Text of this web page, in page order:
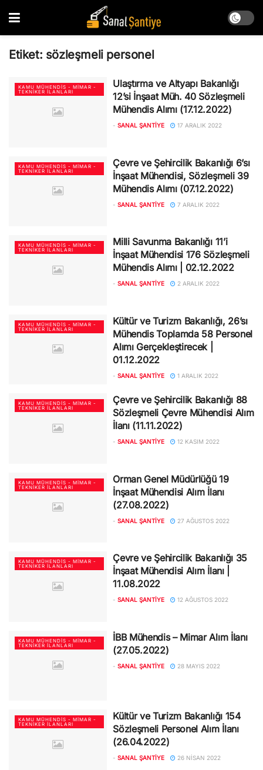
Etiket: sözleşmeli personel
KAMU MÜHENDIS - MIMAR -
TEKNIKER İLANLARI
Ulaştırma ve Altyapı Bakanlığı
12’si İnşaat Müh. 40 Sözleşmeli
Mühendis Alımı (17.12.2022)
- SANAL ŞANTIYE 17 ARALIK 2022
KAMU MÜHENDIS - MIMAR -
TEKNIKER İLANLARI
Çevre ve Şehircilik Bakanlığı 6’sı
İnşaat Mühendisi, Sözleşmeli 39
Mühendis Alımı (07.12.2022)
- SANAL ŞANTIYE 7 ARALIK 2022
KAMU MÜHENDIS - MIMAR -
TEKNIKER İLANLARI
Milli Savunma Bakanlığı 11’i
İnşaat Mühendisi 176 Sözleşmeli
Mühendis Alımı | 02.12.2022
- SANAL ŞANTIYE 2 ARALIK 2022
KAMU MÜHENDIS - MIMAR -
TEKNIKER İLANLARI
Kültür ve Turizm Bakanlığı, 26’sı
Mühendis Toplamda 58 Personel
Alımı Gerçekleştirecek |
01.12.2022
- SANAL ŞANTIYE 1 ARALIK 2022
KAMU MÜHENDIS - MIMAR -
TEKNIKER İLANLARI
Çevre ve Şehircilik Bakanlığı 88
Sözleşmeli Çevre Mühendisi Alım
İlanı (11.11.2022)
- SANAL ŞANTIYE 12 KASIM 2022
KAMU MÜHENDIS - MIMAR -
TEKNIKER İLANLARI
Orman Genel Müdürlüğü 19
İnşaat Mühendisi Alım İlanı
(27.08.2022)
- SANAL ŞANTIYE 27 AĞUSTOS 2022
KAMU MÜHENDIS - MIMAR -
TEKNIKER İLANLARI
Çevre ve Şehircilik Bakanlığı 35
İnşaat Mühendisi Alım İlanı |
11.08.2022
- SANAL ŞANTIYE 12 AĞUSTOS 2022
KAMU MÜHENDIS - MIMAR -
TEKNIKER İLANLARI
İBB Mühendis – Mimar Alım İlanı
(27.05.2022)
- SANAL ŞANTIYE 28 MAYIS 2022
KAMU MÜHENDIS - MIMAR -
TEKNIKER İLANLARI
Kültür ve Turizm Bakanlığı 154
Sözleşmeli Personel Alım İlanı
(26.04.2022)
- SANAL ŞANTIYE 26 NISAN 2022